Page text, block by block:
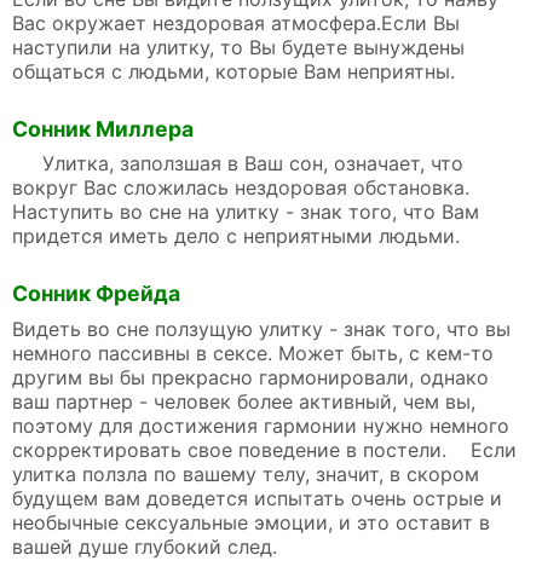
Вас окружает нездоровая атмосфера.Если Вы
наступили на улитку, то Вы будете вынуждены
общаться с людьми, которые Вам неприятны.
Сонник Миллера
Улитка, заползшая в Ваш сон, означает, что
вокруг Вас сложилась нездоровая обстановка.
Наступить во сне на улитку - знак того, что Вам
придется иметь дело с неприятными людьми.
Сонник Фрейда
Видеть во сне ползущую улитку - знак того, что вы
немного пассивны в сексе. Может быть, с кем-то
другим вы бы прекрасно гармонировали, однако
ваш партнер - человек более активный, чем вы,
поэтому для достижения гармонии нужно немного
скорректировать свое поведение в постели. Если
улитка ползла по вашему телу, значит, в скором
будущем вам доведется испытать очень острые и
необычные сексуальные эмоции, и это оставит в
вашей душе глубокий след.